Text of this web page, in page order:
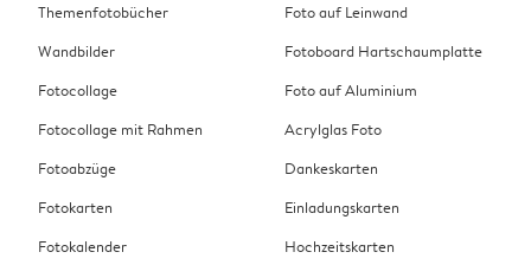
Themenfotobücher
Wandbilder
Fotocollage
Fotocollage mit Rahmen
Fotoabzüge
Fotokarten
Fotokalender
Foto auf Leinwand
Fotoboard Hartschaumplatte
Foto auf Aluminium
Acrylglas Foto
Dankeskarten
Einladungskarten
Hochzeitskarten